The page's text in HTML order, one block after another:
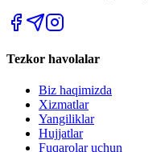
Tezkor havolalar
Biz haqimizda
Xizmatlar
Yangiliklar
Hujjatlar
Fuqarolar uchun